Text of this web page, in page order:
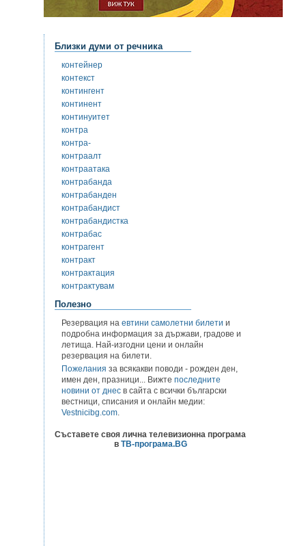
Близки думи от речника
контейнер
контекст
контингент
континент
континуитет
контра
контра-
контраалт
контраатака
контрабанда
контрабанден
контрабандист
контрабандистка
контрабас
контрагент
контракт
контрактация
контрактувам
Полезно
Резервация на евтини самолетни билети и
подробна информация за държави, градове и
летища. Най-изгодни цени и онлайн
резервация на билети.
Пожелания за всякакви поводи - рожден ден,
имен ден, празници... Вижте последните
новини от днес в сайта с всички български
вестници, списания и онлайн медии:
Vestnicibg.com.
Съставете своя лична телевизионна програма
в ТВ-програма.BG